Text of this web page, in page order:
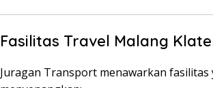
Fasilitas Travel Malang
Juragan Transport menawarkan